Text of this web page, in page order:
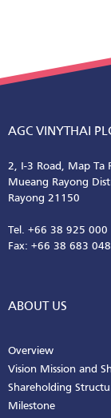
AGC VINYTHAI
2, I-3 Road, Map Ta
Mueang Rayong
Rayong 21150
Tel. +66 38 925 000
Fax: +66 38 683 048
ABOUT US
Overview
Vision Mission and
Shareholding
Milestone